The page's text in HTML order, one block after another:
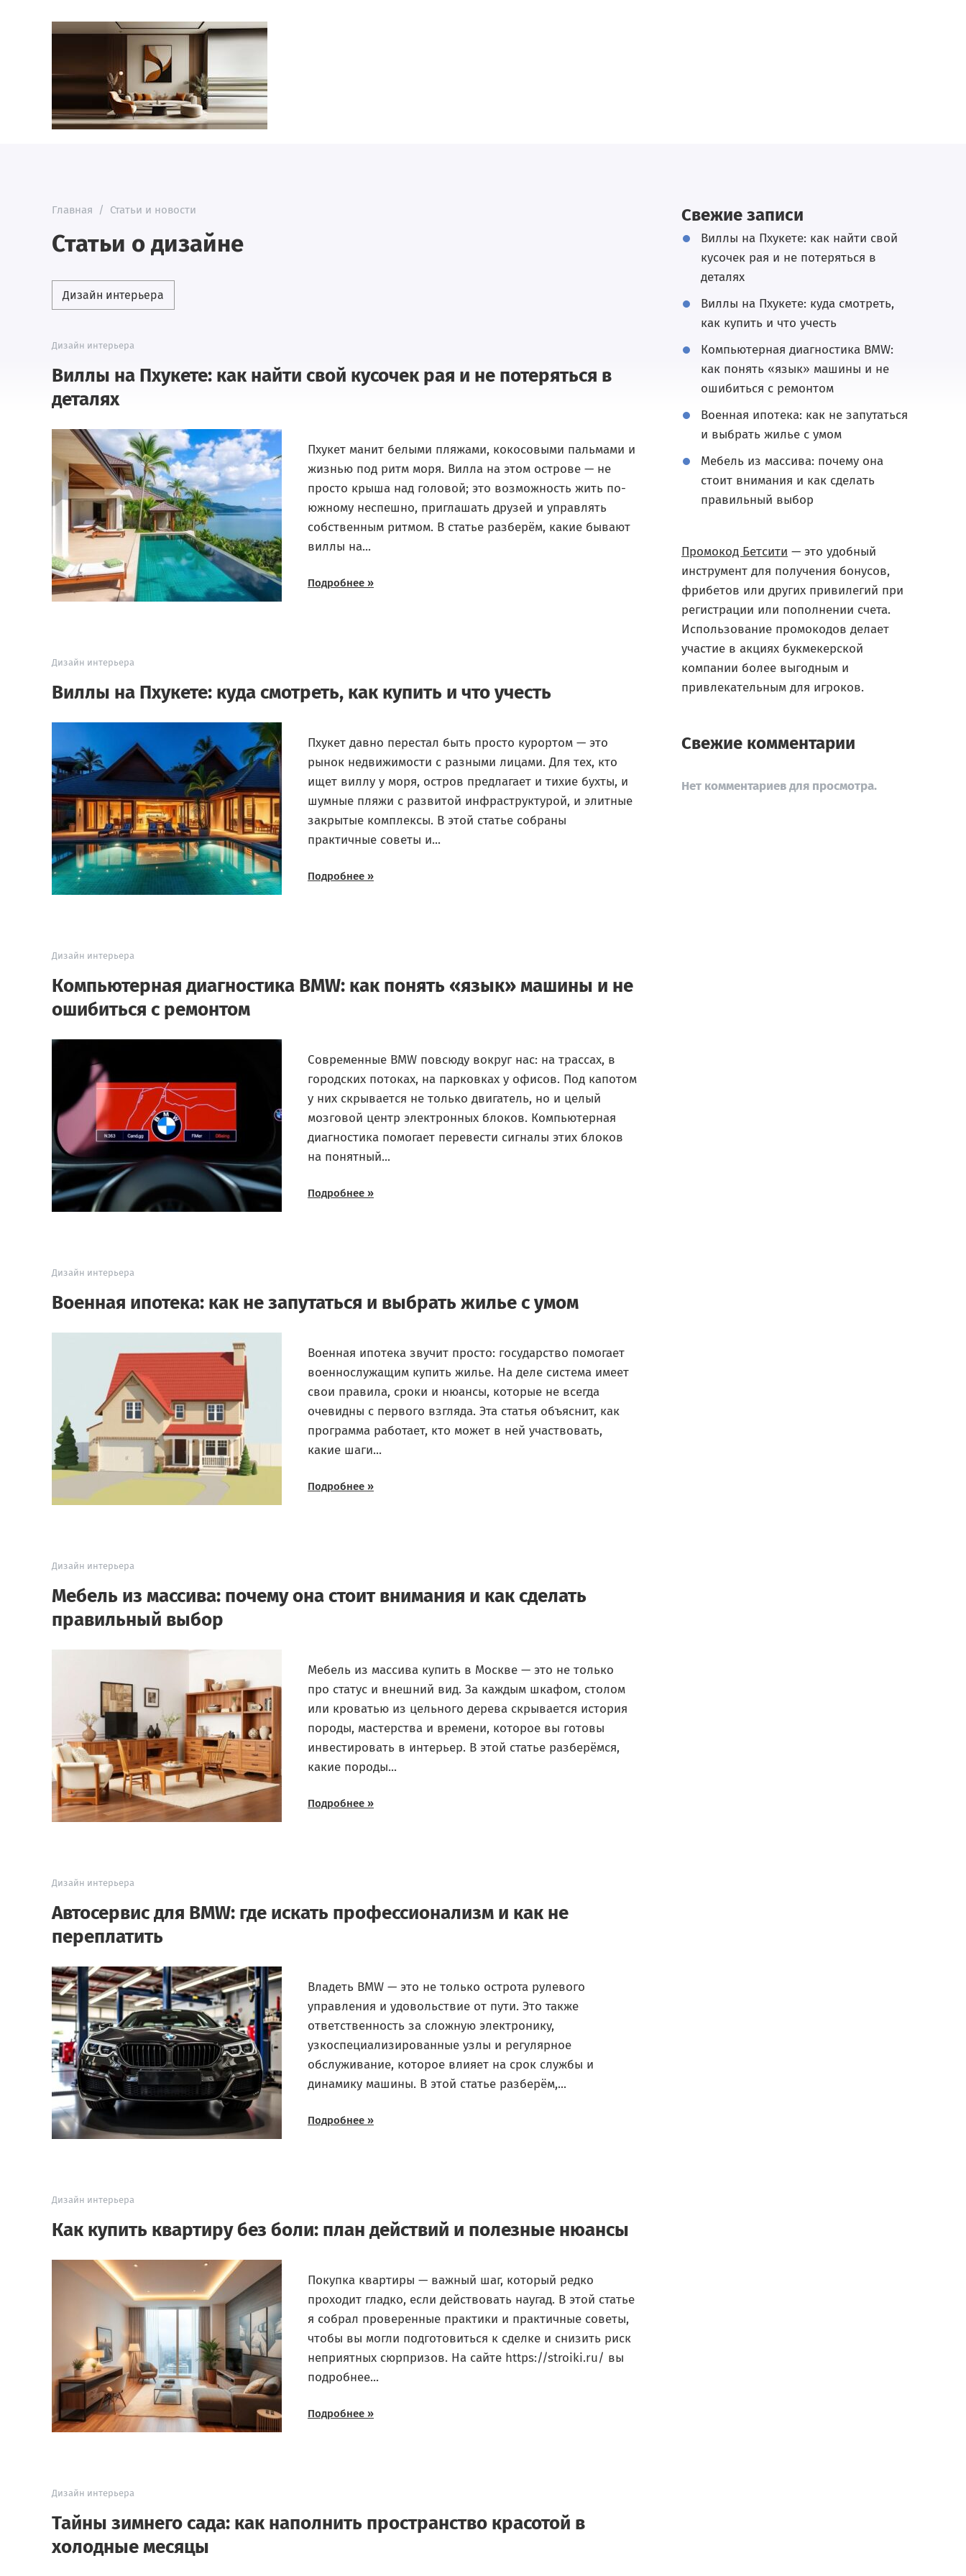
Главная / Статьи и новости
Статьи о дизайне
Дизайн интерьера
Дизайн интерьера
Виллы на Пхукете: как найти свой кусочек рая и не потеряться в
деталях
Пхукет манит белыми пляжами, кокосовыми пальмами и
жизнью под ритм моря. Вилла на этом острове — не
просто крыша над головой; это возможность жить по-
южному неспешно, приглашать друзей и управлять
собственным ритмом. В статье разберём, какие бывают
виллы на...
Подробнее »
Дизайн интерьера
Виллы на Пхукете: куда смотреть, как купить и что учесть
Пхукет давно перестал быть просто курортом — это
рынок недвижимости с разными лицами. Для тех, кто
ищет виллу у моря, остров предлагает и тихие бухты, и
шумные пляжи с развитой инфраструктурой, и элитные
закрытые комплексы. В этой статье собраны
практичные советы и...
Подробнее »
Дизайн интерьера
Компьютерная диагностика BMW: как понять «язык» машины и не
ошибиться с ремонтом
Современные BMW повсюду вокруг нас: на трассах, в
городских потоках, на парковках у офисов. Под капотом
у них скрывается не только двигатель, но и целый
мозговой центр электронных блоков. Компьютерная
диагностика помогает перевести сигналы этих блоков
на понятный...
Подробнее »
Дизайн интерьера
Военная ипотека: как не запутаться и выбрать жилье с умом
Военная ипотека звучит просто: государство помогает
военнослужащим купить жилье. На деле система имеет
свои правила, сроки и нюансы, которые не всегда
очевидны с первого взгляда. Эта статья объяснит, как
программа работает, кто может в ней участвовать,
какие шаги...
Подробнее »
Дизайн интерьера
Мебель из массива: почему она стоит внимания и как сделать
правильный выбор
Мебель из массива купить в Москве — это не только
про статус и внешний вид. За каждым шкафом, столом
или кроватью из цельного дерева скрывается история
породы, мастерства и времени, которое вы готовы
инвестировать в интерьер. В этой статье разберёмся,
какие породы...
Подробнее »
Дизайн интерьера
Автосервис для BMW: где искать профессионализм и как не
переплатить
Владеть BMW — это не только острота рулевого
управления и удовольствие от пути. Это также
ответственность за сложную электронику,
узкоспециализированные узлы и регулярное
обслуживание, которое влияет на срок службы и
динамику машины. В этой статье разберём,...
Подробнее »
Дизайн интерьера
Как купить квартиру без боли: план действий и полезные нюансы
Покупка квартиры — важный шаг, который редко
проходит гладко, если действовать наугад. В этой статье
я собрал проверенные практики и практичные советы,
чтобы вы могли подготовиться к сделке и снизить риск
неприятных сюрпризов. На сайте https://stroiki.ru/ вы
подробнее...
Подробнее »
Дизайн интерьера
Тайны зимнего сада: как наполнить пространство красотой в
холодные месяцы
Свежие записи
Виллы на Пхукете: как найти свой
кусочек рая и не потеряться в
деталях
Виллы на Пхукете: куда смотреть,
как купить и что учесть
Компьютерная диагностика BMW:
как понять «язык» машины и не
ошибиться с ремонтом
Военная ипотека: как не запутаться
и выбрать жилье с умом
Мебель из массива: почему она
стоит внимания и как сделать
правильный выбор
Промокод Бетсити — это удобный
инструмент для получения бонусов,
фрибетов или других привилегий при
регистрации или пополнении счета.
Использование промокодов делает
участие в акциях букмекерской
компании более выгодным и
привлекательным для игроков.
Свежие комментарии
Нет комментариев для просмотра.